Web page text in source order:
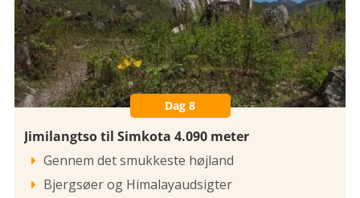
Dag 8
Jimilangtso til Simkota 4.090 meter
 Gennem det smukkeste højland
 Bjergsøer og Himalayaudsigter